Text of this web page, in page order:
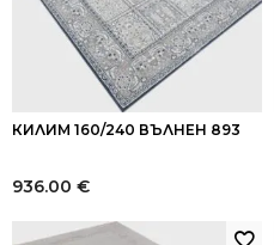
КИЛИМ 160/240 ВЪЛНЕН 893
936.00 €